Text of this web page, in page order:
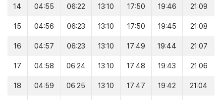
14 04:55 06:22 13:10 17:50 19:46 21:09
15 04:56 06:23 13:10 17:50 19:45 21:08
16 04:57 06:23 13:10 17:49 19:44 21:07
17 04:58 06:24 13:10 17:48 19:43 21:06
18 04:59 06:25 13:10 17:47 19:42 21:04